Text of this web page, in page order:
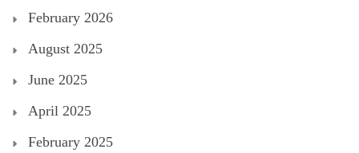
February 2026
August 2025
June 2025
April 2025
February 2025